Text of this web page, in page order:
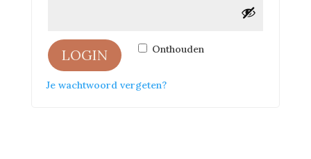
Onthouden
LOGIN
Je wachtwoord vergeten?